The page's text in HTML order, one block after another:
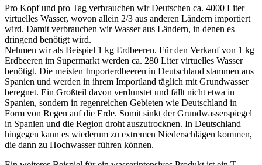
Pro Kopf und pro Tag verbrauchen wir Deutschen ca. 4000 Liter
virtuelles Wasser, wovon allein 2/3 aus anderen Ländern importiert
wird. Damit verbrauchen wir Wasser aus Ländern, in denen es
dringend benötigt wird.
Nehmen wir als Beispiel 1 kg Erdbeeren. Für den Verkauf von 1 kg
Erdbeeren im Supermarkt werden ca. 280 Liter virtuelles Wasser
benötigt. Die meisten Importerdbeeren in Deutschland stammen aus
Spanien und werden in ihrem Importland täglich mit Grundwasser
beregnet. Ein Großteil davon verdunstet und fällt nicht etwa in
Spanien, sondern in regenreichen Gebieten wie Deutschland in
Form von Regen auf die Erde. Somit sinkt der Grundwasserspiegel
in Spanien und die Region droht auszutrocknen. In Deutschland
hingegen kann es wiederum zu extremen Niederschlägen kommen,
die dann zu Hochwasser führen können.